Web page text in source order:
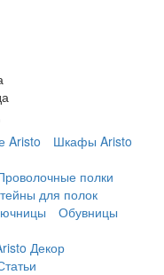
Aristo
Шкафы Aristo
полки
для полок
Обувницы
Декор